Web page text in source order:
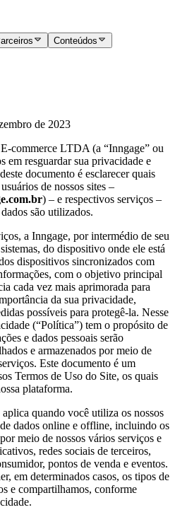
Conteúdos
de 2023
commerce LTDA (a “Inngage” ou
em resguardar sua privacidade e
documento é esclarecer quais
de nossos sites –
) – e respectivos serviços –
são utilizados.
a Inngage, por intermédio de seu
do dispositivo onde ele está
dispositivos sincronizados com
com o objetivo principal
cada vez mais aprimorada para
da sua privacidade,
possíveis para protegê-la. Nesse
(“Política”) tem o propósito de
e dados pessoais serão
e armazenados por meio de
Este documento é um
Termos de Uso do Site, os quais
plataforma.
quando você utiliza os nossos
dados online e offline, incluindo os
meio de nossos vários serviços e
redes sociais de terceiros,
pontos de venda e eventos.
em determinados casos, os tipos de
e compartilhamos, conforme